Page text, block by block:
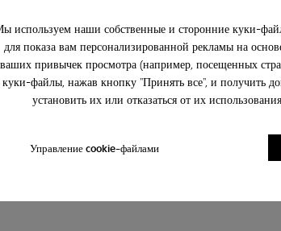
используем наши собственные и сторонние куки-
для показа вам персонализированной рекламы на
ваших привычек просмотра (например, посещенных
куки-файлы, нажав кнопку "Принять все", и получить
установить их или отказаться от их
Управление cookie-файлами